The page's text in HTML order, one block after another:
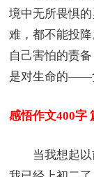
境中无所畏惧
难，都不能投
自己害怕的责
是对生命的——
感悟作文400字
当我想起以前